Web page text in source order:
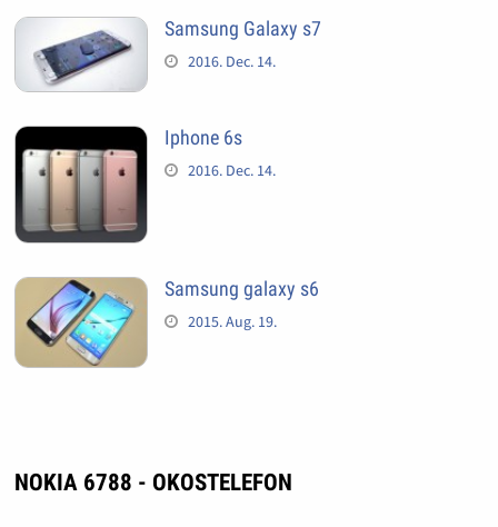
Samsung Galaxy s7
2016. Dec. 14.
Iphone 6s
2016. Dec. 14.
Samsung galaxy s6
2015. Aug. 19.
NOKIA 6788 - OKOSTELEFON